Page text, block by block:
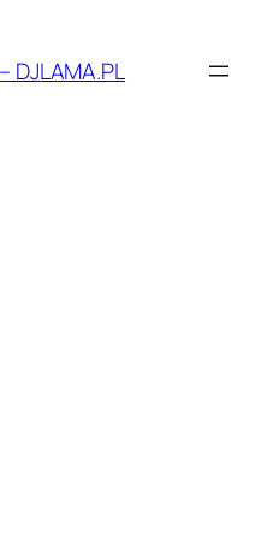
DJLAMA.PL